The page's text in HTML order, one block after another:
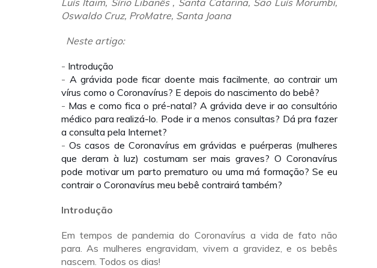
Luís Itaim, Sírio Libanês , Santa Catarina, São Luís Morumbi,
Oswaldo Cruz, ProMatre, Santa Joana
Neste artigo:
- Introdução
- A grávida pode ficar doente mais facilmente, ao contrair um
vírus como o Coronavírus? E depois do nascimento do bebê?
- Mas e como fica o pré-natal? A grávida deve ir ao consultório
médico para realizá-lo. Pode ir a menos consultas? Dá pra fazer
a consulta pela Internet?
-Os casos de Coronavírus em grávidas e puérperas (mulheres
que deram à luz) costumam ser mais graves? O Coronavírus
pode motivar um parto prematuro ou uma má formação? Se eu
contrair o Coronavírus meu bebê contrairá também?
Introdução
Em tempos de pandemia do Coronavírus a vida de fato não
para. As mulheres engravidam, vivem a gravidez, e os bebês
nascem. Todos os dias!